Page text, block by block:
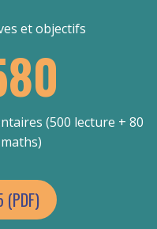
et objectifs
(500 lecture + 80
maths)
(PDF)